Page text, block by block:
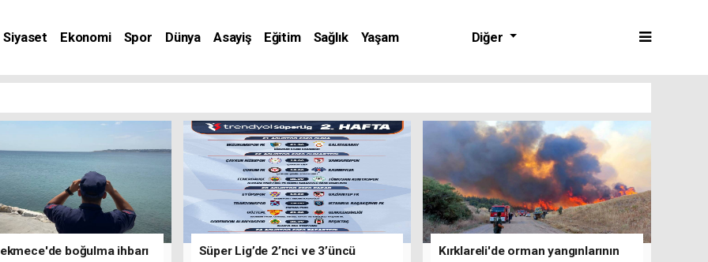
Siyaset Ekonomi Spor Dünya Asayiş Eğitim Sağlık
Yaşam
Diğer
boğulma ihbarı
Süper Lig’de 2’nci ve 3’üncü
Kırklareli'de orman yangınlarının